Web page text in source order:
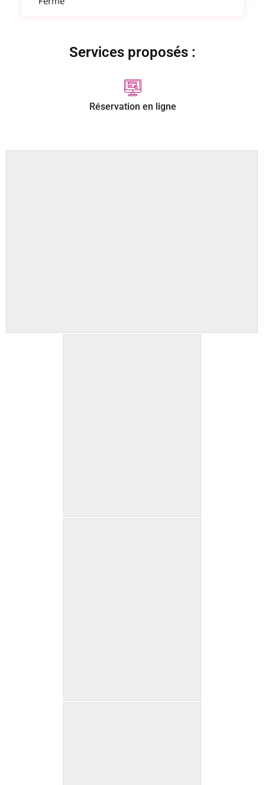
Services proposés :
Réservation en ligne